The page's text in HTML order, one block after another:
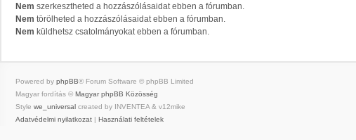
Nem szerkesztheted a hozzászólásaidat ebben a fórumban.
Nem törölheted a hozzászólásaidat ebben a fórumban.
Nem küldhetsz csatolmányokat ebben a fórumban.
Powered by phpBB® Forum Software © phpBB Limited
Magyar fordítás © Magyar phpBB Közösség
Style we_universal created by INVENTEA & v12mike
Adatvédelmi nyilatkozat
Használati feltételek